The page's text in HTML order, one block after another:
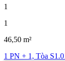
1
1
46,50 m²
1 PN + 1, Tòa